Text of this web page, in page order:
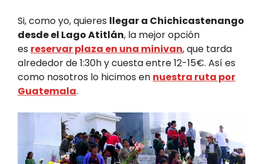
Si, como yo, quieres llegar a Chichicastenango
desde el Lago Atitlán, la mejor opción
es reservar plaza en una minivan, que tarda
alrededor de 1:30h y cuesta entre 12-15€. Así es
como nosotros lo hicimos en nuestra ruta por
Guatemala.